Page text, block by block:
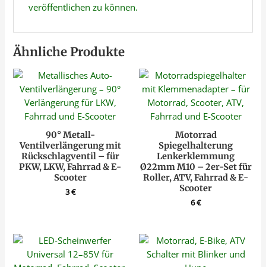
veröffentlichen zu können.
Ähnliche Produkte
90° Metall-
Ventilverlängerung mit
Rückschlagventil – für
PKW, LKW, Fahrrad & E-
Scooter
3€
Motorrad
Spiegelhalterung
Lenkerklemmung
Ø22mm M10 – 2er-Set für
Roller, ATV, Fahrrad & E-
Scooter
6€